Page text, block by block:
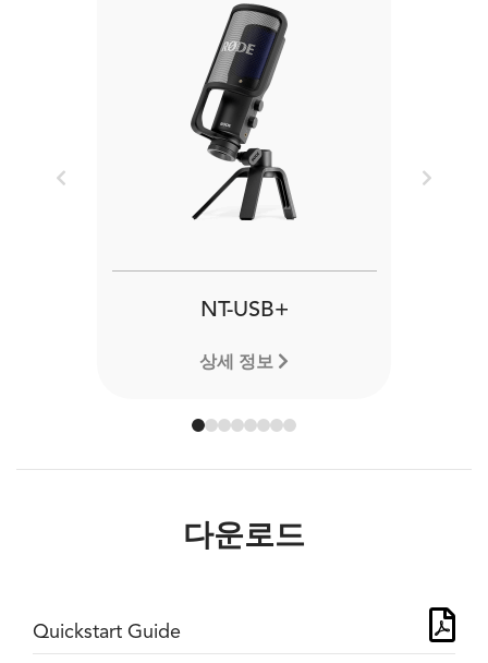
NT-USB+
상세 정보
Previous Next
다운로드
Quickstart Guide